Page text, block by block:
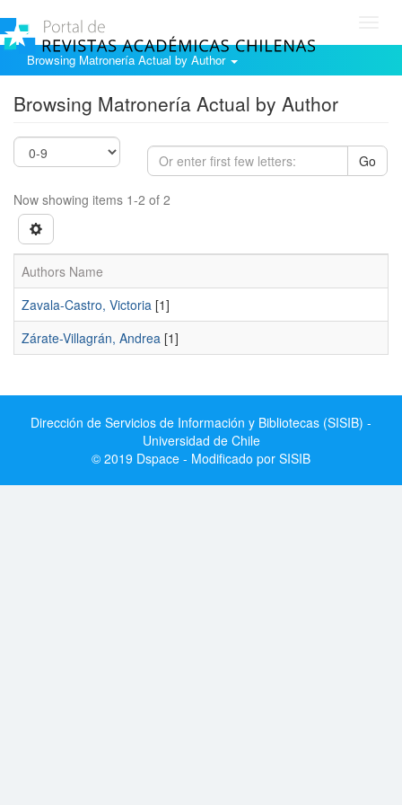
Browsing Matronería Actual by Author
Browsing Matronería Actual by Author
Go
Now showing items 1-2 of 2
Authors Name
Zavala-Castro, Victoria [1]
Zárate-Villagrán, Andrea [1]
Dirección de Servicios de Información y Bibliotecas (SISIB) -
Universidad de Chile
© 2019 Dspace - Modificado por SISIB